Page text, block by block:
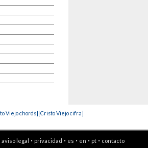
Viejo chords][Cristo Viejo cifra]
aviso legal · privacidad · es · en · pt · contacto